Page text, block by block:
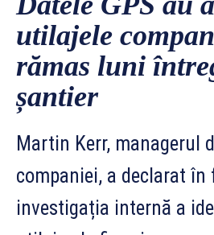
utilajele
rămas luni
șantier
Martin Kerr, managerul
companiei, a declarat în
investigația internă a